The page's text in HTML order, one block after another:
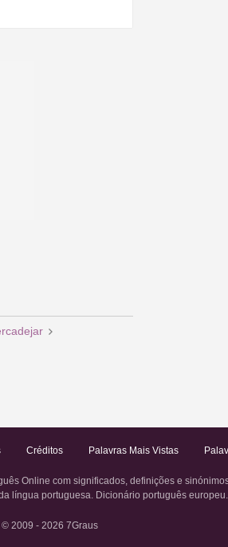
Créditos Palavras Mais Vistas
Online com significados, definições e
língua portuguesa. Dicionário português europeu.
© 2009 - 2026 7Graus